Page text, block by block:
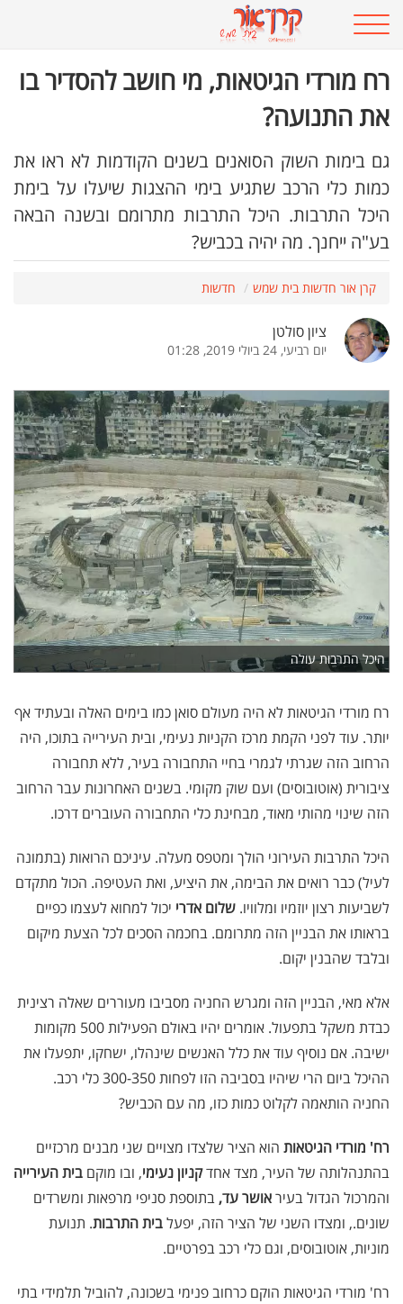
רח מורדי הגיטאות, מי חושב להסדיר בו
את התנועה?
גם בימות השוק הסואנים בשנים הקודמות לא ראו את
כמות כלי הרכב שתגיע בימי ההצגות שיעלו על בימת
היכל התרבות. היכל התרבות מתרומם ובשנה הבאה
בע"ה ייחנך. מה יהיה בכביש?
קרן אור חדשות בית שמש חדשות
ציון סולטן
יום רביעי, 24 ביולי 2019, 01:28
היכל התרבות עולה
רח מורדי הגיטאות לא היה מעולם סואן כמו בימים האלה ובעתיד אף
יותר. עוד לפני הקמת מרכז הקניות נעימי, ובית העירייה בתוכו, היה
הרחוב הזה שגרתי לגמרי בחיי התחבורה בעיר, ללא תחבורה
ציבורית (אוטובוסים) ועם שוק מקומי. בשנים האחרונות עבר הרחוב
הזה שינוי מהותי מאוד, מבחינת כלי התחבורה העוברים דרכו.
היכל התרבות העירוני הולך ומטפס מעלה. עיניכם הרואות (בתמונה
לעיל) כבר רואים את הבימה, את היציע, ואת העטיפה. הכול מתקדם
לשביעות רצון יוזמיו ומלוויו. שלום אדרי יכול למחוא לעצמו כפיים
בראותו את הבניין הזה מתרומם. בחכמה הסכים לכל הצעת מיקום
ובלבד שהבנין יקום.
אלא מאי, הבניין הזה ומגרש החניה מסביבו מעוררים שאלה רצינית
כבדת משקל בתפעול. אומרים יהיו באולם הפעילות 500 מקומות
ישיבה. אם נוסיף עוד את כלל האנשים שינהלו, ישחקו, יתפעלו את
ההיכל ביום הרי שיהיו בסביבה הזו לפחות 300-350 כלי רכב.
החניה הותאמה לקלוט כמות כזו, מה עם הכביש?
רח' מורדי הגיטאות הוא הציר שלצדו מצויים שני מבנים מרכזיים
בהתנהלותה של העיר, מצד אחדקניון נעימי, ובו מוקם בית העירייה
והמרכול הגדול בעיראושר עד, בתוספת סניפי מרפאות ומשרדים
שונים., ומצדו השני של הציר הזה, יפעלבית התרבות. תנועת
מוניות, אוטובוסים, וגם כלי רכב בפרטיים.
רח' מורדי הגיטאות הוקם כרחוב פנימי בשכונה, להוביל תלמידי בתי